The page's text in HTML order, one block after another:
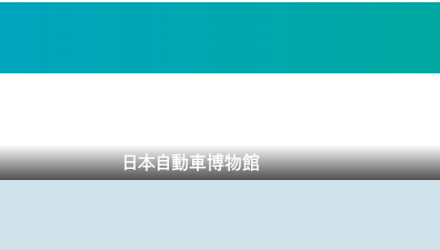
日本自動車博物館